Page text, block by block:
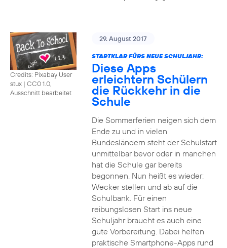
Credits: Pixabay User
stux | CC0 1.0,
Ausschnitt bearbeitet
29. August 2017
STARTKLAR FÜRS NEUE SCHULJAHR:
Diese Apps
erleichtern Schülern
die Rückkehr in die
Schule
Die Sommerferien neigen sich dem
Ende zu und in vielen
Bundesländern steht der Schulstart
unmittelbar bevor oder in manchen
hat die Schule gar bereits
begonnen. Nun heißt es wieder:
Wecker stellen und ab auf die
Schulbank. Für einen
reibungslosen Start ins neue
Schuljahr braucht es auch eine
gute Vorbereitung. Dabei helfen
praktische Smartphone-Apps rund